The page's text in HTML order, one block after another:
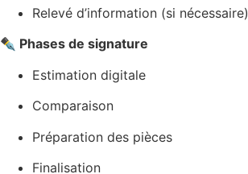
Relevé d’information (si nécessaire)
✒️ Phases de signature
Estimation digitale
Comparaison
Préparation des pièces
Finalisation